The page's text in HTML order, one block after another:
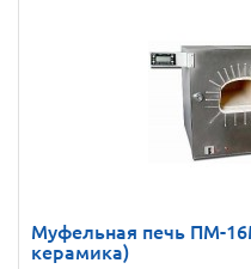
Муфельная печь ПМ-
керамика)